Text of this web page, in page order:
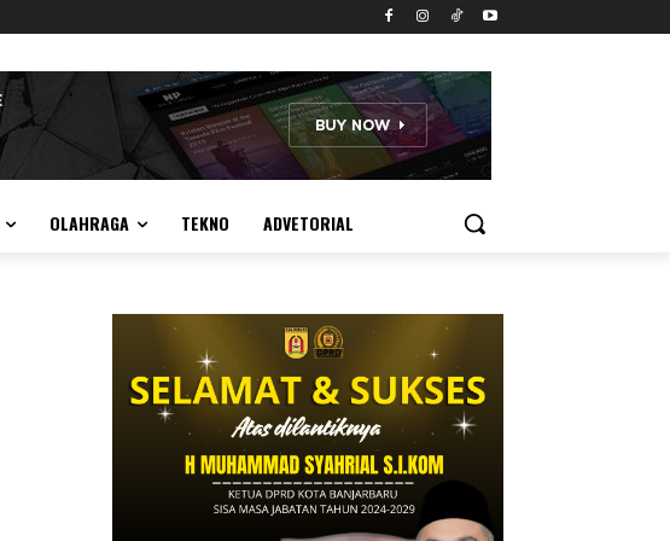
OLAHRAGA TEKNO ADVETORIAL